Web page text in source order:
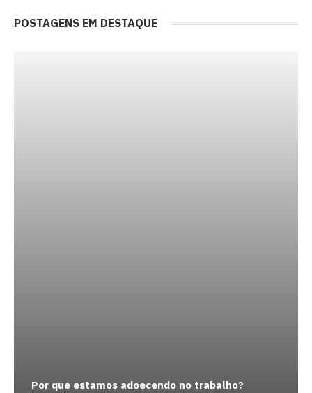
POSTAGENS EM DESTAQUE
Por que estamos adoecendo no trabalho?